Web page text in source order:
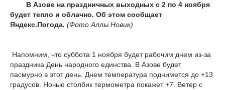
В Азове на праздничных выходных с 2 по 4 ноября
будет тепло и облачно. Об этом сообщает
Яндекс.Погода. (Фото Аллы Новик)
Напомним, что суббота 1 ноября будет рабочим днем из-за
праздника День народного единства. В Азове будет
пасмурно в этот день. Днем температура поднимется до +13
градусов. Ночью столбик термометра покажет +7. Ветер с